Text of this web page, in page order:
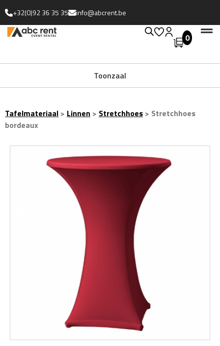
+32(0)92 36 35 35 info@abcrent.be
0
Toonzaal
Uitgebreide collectie
Tafelmateriaal > Linnen > Stretchhoes > Stretchhoes
bordeaux